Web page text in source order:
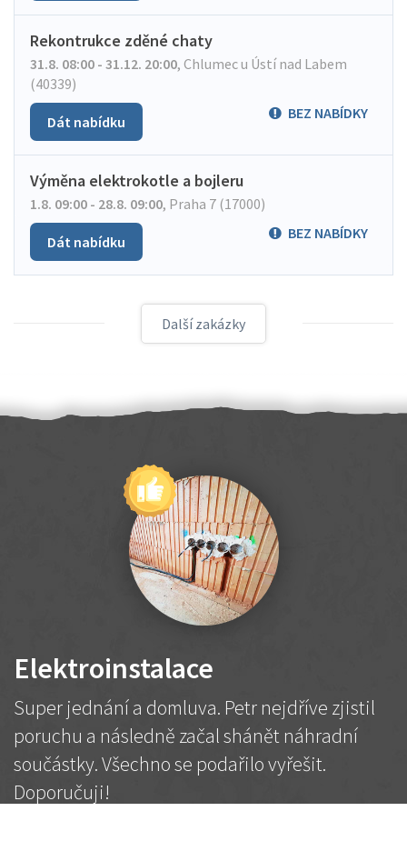
Rekontrukce zděné chaty
31.8. 08:00 - 31.12. 20:00, Chlumec u Ústí nad Labem
(40339)
BEZ NABÍDKY
Dát nabídku
Výměna elektrokotle a bojleru
1.8. 09:00 - 28.8. 09:00, Praha 7 (17000)
BEZ NABÍDKY
Dát nabídku
Další zakázky
Elektroinstalace
Super jednání a domluva. Petr nejdříve zjistil
poruchu a následně začal shánět náhradní
součástky. Všechno se podařilo vyřešit.
Doporučuji!